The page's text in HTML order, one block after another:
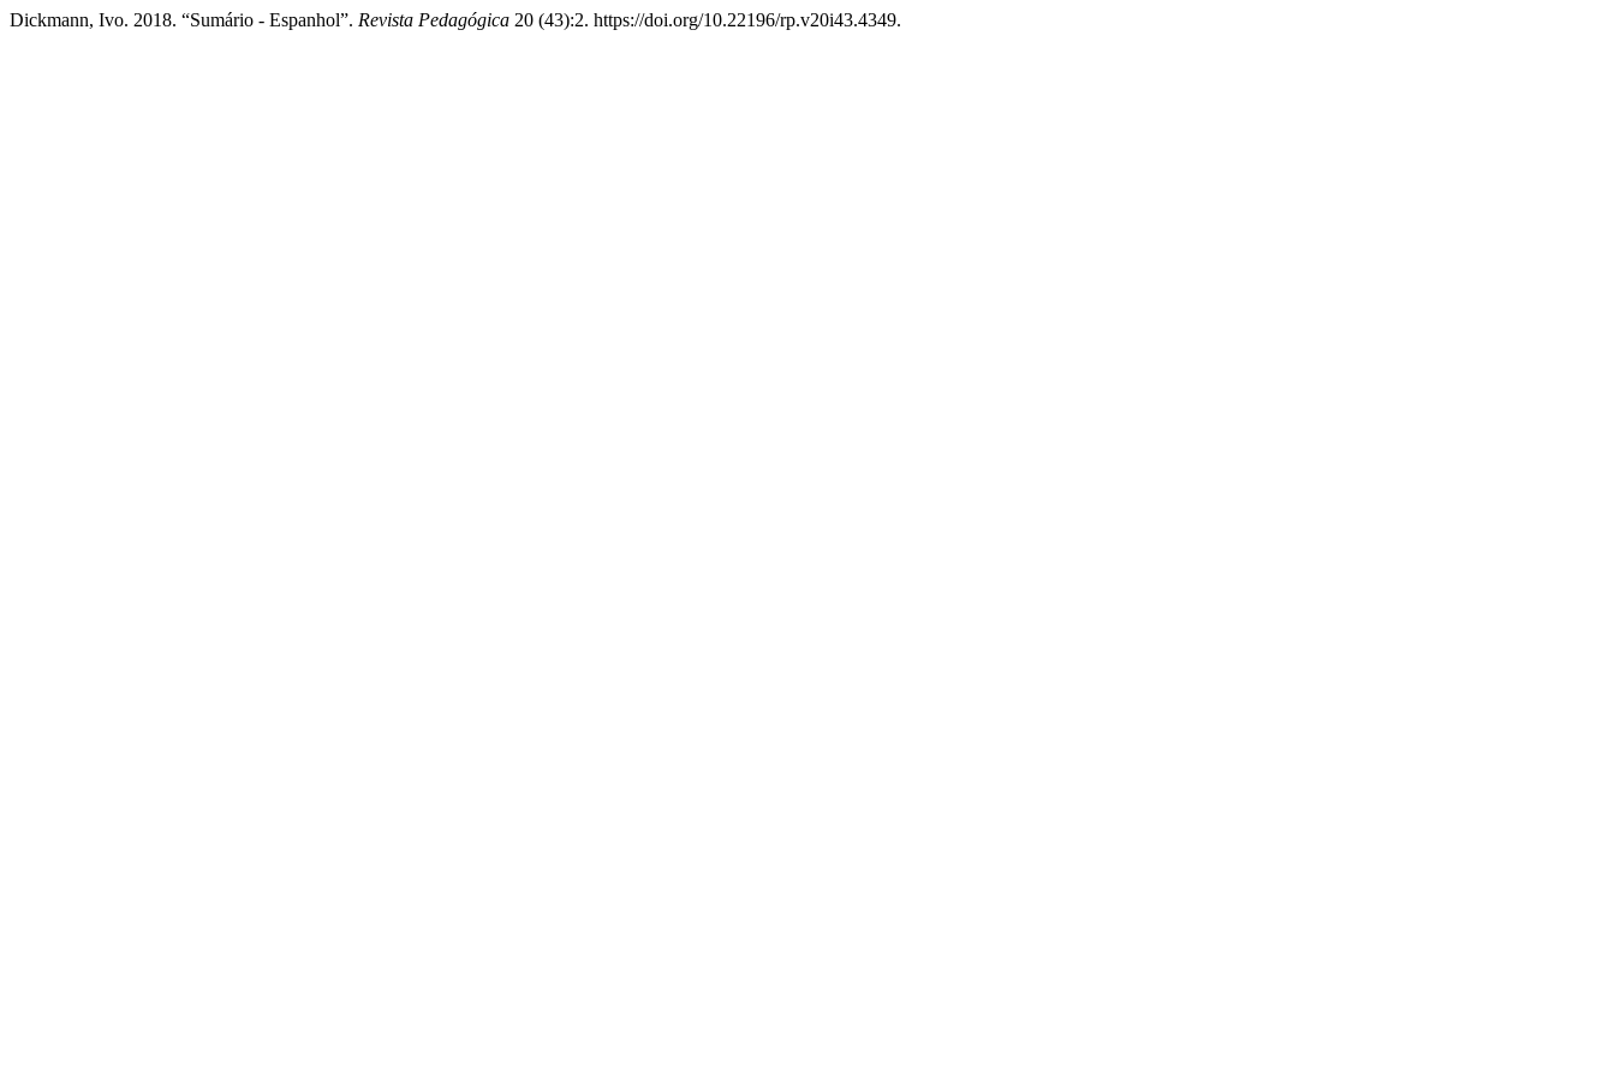
Dickmann, Ivo. 2018. “Sumário - Espanhol”. Revista Pedagógica 20 (43):2. https://doi.org/10.22196/rp.v20i43.4349.